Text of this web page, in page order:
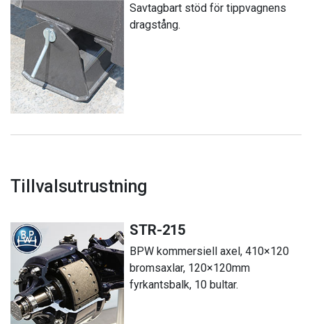
Savtagbart stöd för tippvagnens
dragstång.
Tillvalsutrustning
STR-215
BPW kommersiell axel, 410×120
bromsaxlar, 120×120mm
fyrkantsbalk, 10 bultar.